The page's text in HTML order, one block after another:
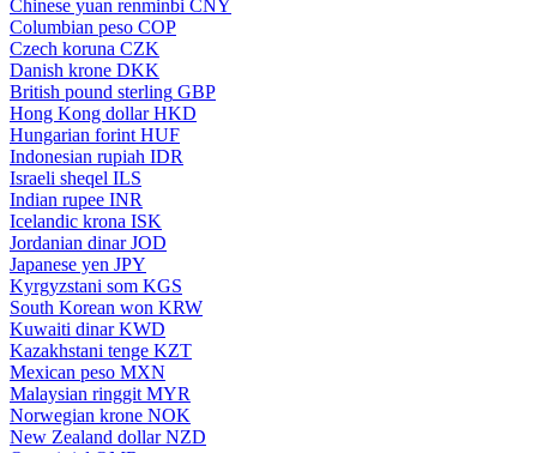
Chinese yuan renminbi CNY
Columbian peso COP
Czech koruna CZK
Danish krone DKK
British pound sterling GBP
Hong Kong dollar HKD
Hungarian forint HUF
Indonesian rupiah IDR
Israeli sheqel ILS
Indian rupee INR
Icelandic krona ISK
Jordanian dinar JOD
Japanese yen JPY
Kyrgyzstani som KGS
South Korean won KRW
Kuwaiti dinar KWD
Kazakhstani tenge KZT
Mexican peso MXN
Malaysian ringgit MYR
Norwegian krone NOK
New Zealand dollar NZD